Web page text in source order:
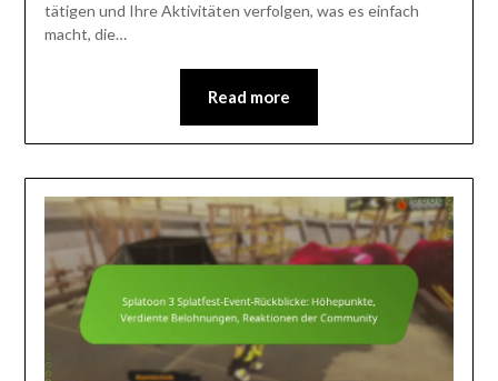
tätigen und Ihre Aktivitäten verfolgen, was es einfach
macht, die…
Read more